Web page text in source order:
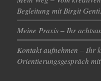
Begleitung mit Birgit
Meine Praxis – Ihr
Kontakt aufnehmen – Ihr
Orientierungsgespräch